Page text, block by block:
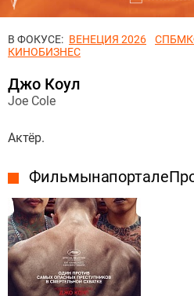
В ФОКУСЕ: ВЕНЕЦИЯ 2026
КИНОБИЗНЕС
Джо Коул
Joe Cole
Актёр.
Фильмы на портале